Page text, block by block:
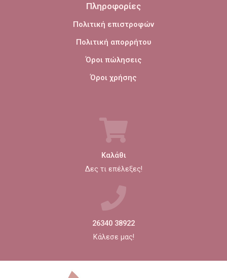
Πληροφορίες
Πολιτική επιστροφών
Πολιτική απορρήτου
Όροι πώλησεις
Όροι χρήσης
Καλάθι
Δες τι επέλεξες!
26340 38922
Κάλεσε μας!